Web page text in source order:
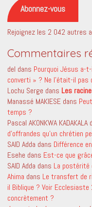
Abonnez-vous
Rejoignez les 2 042 autres
Commentaires
del dans Pourquoi Jésus a-
converti » ? Ne l’était-il pas
Lochu Serge dans Les
Manassé MAKIESE dans
temps ?
Pascal AKONKWA KADAKALA
d’offrandes qu’un chrétien
SAID Adda dans Différence
Esehe dans Est-ce que
SAID Adda dans La postérité
Ahima dans Le transfert de
il Biblique ? Voir
concrètement ?